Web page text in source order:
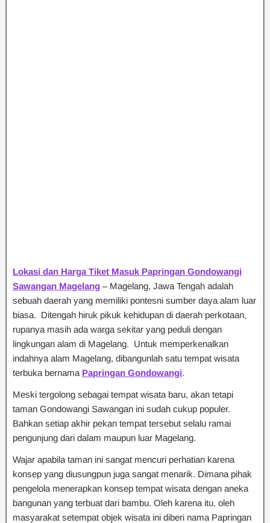
Lokasi dan Harga Tiket Masuk Papringan Gondowangi
Sawangan Magelang – Magelang, Jawa Tengah adalah
sebuah daerah yang memiliki pontesni sumber daya alam luar
biasa. Ditengah hiruk pikuk kehidupan di daerah perkotaan,
rupanya masih ada warga sekitar yang peduli dengan
lingkungan alam di Magelang. Untuk memperkenalkan
indahnya alam Magelang, dibangunlah satu tempat wisata
terbuka bernama Papringan Gondowangi.
Meski tergolong sebagai tempat wisata baru, akan tetapi
taman Gondowangi Sawangan ini sudah cukup populer.
Bahkan setiap akhir pekan tempat tersebut selalu ramai
pengunjung dari dalam maupun luar Magelang.
Wajar apabila taman ini sangat mencuri perhatian karena
konsep yang diusungpun juga sangat menarik. Dimana pihak
pengelola menerapkan konsep tempat wisata dengan aneka
bangunan yang terbuat dari bambu. Oleh karena itu, oleh
masyarakat setempat objek wisata ini diberi nama Papringan